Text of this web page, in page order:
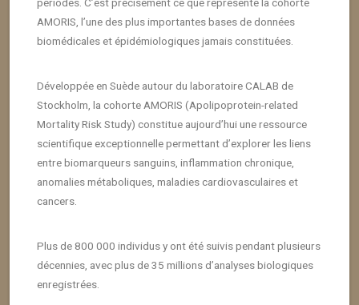
AMORIS, l’une des plus importantes bases de données
biomédicales et épidémiologiques jamais constituées.
Développée en Suède autour du laboratoire CALAB de
Stockholm, la cohorte AMORIS (Apolipoprotein-related
Mortality Risk Study) constitue aujourd’hui une ressource
scientifique exceptionnelle permettant d’explorer les liens
entre biomarqueurs sanguins, inflammation chronique,
anomalies métaboliques, maladies cardiovasculaires et
cancers.
Plus de 800 000 individus y ont été suivis pendant plusieurs
décennies, avec plus de 35 millions d’analyses biologiques
enregistrées.